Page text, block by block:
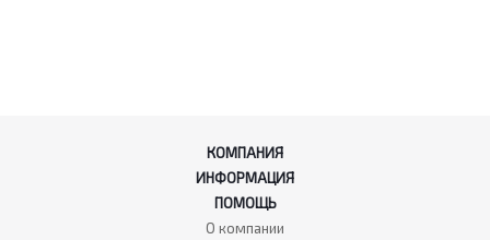
КОМПАНИЯ
ИНФОРМАЦИЯ
ПОМОЩЬ
О компании